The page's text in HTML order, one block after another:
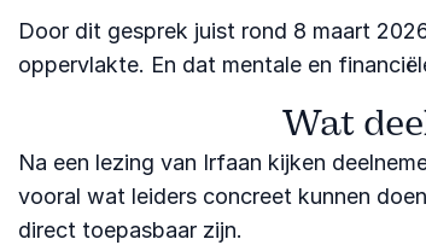
Door dit gesprek juist rond 8 maart
oppervlakte. En dat mentale en
Wat
Na een lezing van Irfaan kijken
vooral wat leiders concreet kunnen
direct toepasbaar zijn.